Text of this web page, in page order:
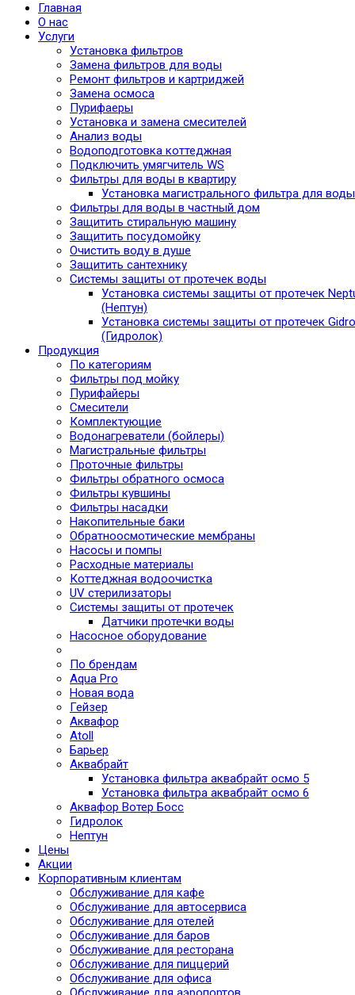
Главная
О нас
Услуги
Установка фильтров
Замена фильтров для воды
Ремонт фильтров и картриджей
Замена осмоса
Пурифаеры
Установка и замена смесителей
Анализ воды
Водоподготовка коттеджная
Подключить умягчитель WS
Фильтры для воды в квартиру
Установка магистрального фильтра для воды
Фильтры для воды в частный дом
Защитить стиральную машину
Защитить посудомойку
Очистить воду в душе
Защитить сантехнику
Системы защиты от протечек воды
Установка системы защиты от протечек
(Нептун)
Установка системы защиты от протечек
(Гидролок)
Продукция
По категориям
Фильтры под мойку
Пурифайеры
Смесители
Комплектующие
Водонагреватели (бойлеры)
Магистральные фильтры
Проточные фильтры
Фильтры обратного осмоса
Фильтры кувшины
Фильтры насадки
Накопительные баки
Обратноосмотические мембраны
Насосы и помпы
Расходные материалы
Коттеджная водоочистка
UV стерилизаторы
Системы защиты от протечек
Датчики протечки воды
Насосное оборудование
По брендам
Aqua Pro
Новая вода
Гейзер
Аквафор
Atoll
Барьер
Аквабрайт
Установка фильтра аквабрайт осмо 5
Установка фильтра аквабрайт осмо 6
Аквафор Вотер Босс
Гидролок
Нептун
Цены
Акции
Корпоративным клиентам
Обслуживание для кафе
Обслуживание для автосервиса
Обслуживание для отелей
Обслуживание для баров
Обслуживание для ресторана
Обслуживание для пиццерий
Обслуживание для офиса